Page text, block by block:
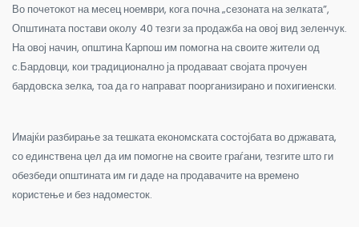
Во почетокот на месец ноември, кога почна „сезоната на зелката”,
Општината постави околу 40 тезги за продажба на овој вид зеленчук.
На овој начин, општина Карпош им помогна на своите жители од
с.Бардовци, кои традиционално ја продаваат својата прочуен
бардовска зелка, тоа да го направат поорганизирано и похигиенски.
Имајќи разбирање за тешката економската состојбата во државата,
со единствена цел да им помогне на своите граѓани, тезгите што ги
обезбеди општината им ги даде на продавачите на времено
користење и без надоместок.